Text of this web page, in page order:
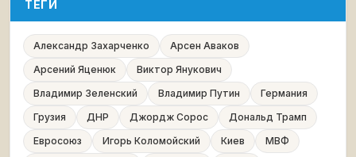
ТЕГИ
Александр Захарченко
Арсен Аваков
Арсений Яценюк
Виктор Янукович
Владимир Зеленский
Владимир Путин
Германия
Грузия
ДНР Джордж Сорос
Дональд Трамп
Евросоюз
Игорь Коломойский Киев
МВФ